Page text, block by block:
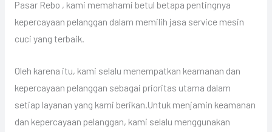
Pasar Rebo , kami memahami betul betapa pentingnya
kepercayaan pelanggan dalam memilih jasa service mesin
cuci yang terbaik.
Oleh karena itu, kami selalu menempatkan keamanan dan
kepercayaan pelanggan sebagai prioritas utama dalam
setiap layanan yang kami berikan.Untuk menjamin keamanan
dan kepercayaan pelanggan, kami selalu menggunakan